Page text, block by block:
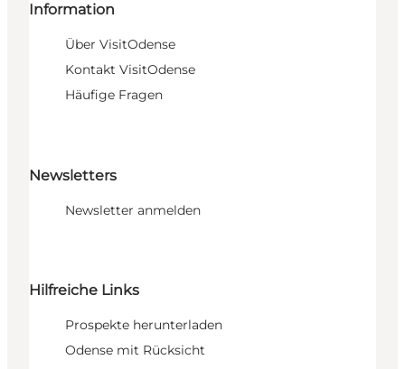
Information
Über VisitOdense
Kontakt VisitOdense
Häufige Fragen
Newsletters
Newsletter anmelden
Hilfreiche Links
Prospekte herunterladen
Odense mit Rücksicht